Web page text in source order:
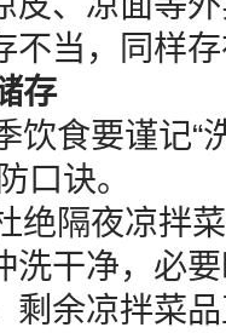
不当，同样
存
食要谨记“
口诀。
隔夜凉拌
洗干净，必
剩余凉拌菜